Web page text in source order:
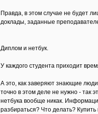
Правда, в этом случае не будет
доклады, заданные
Диплом и нетбук.
У каждого студента приходит
А это, как заверяют знающие
точно в этом деле не нужно - так
нетбука вообще никак.
разбираться? Что делать?